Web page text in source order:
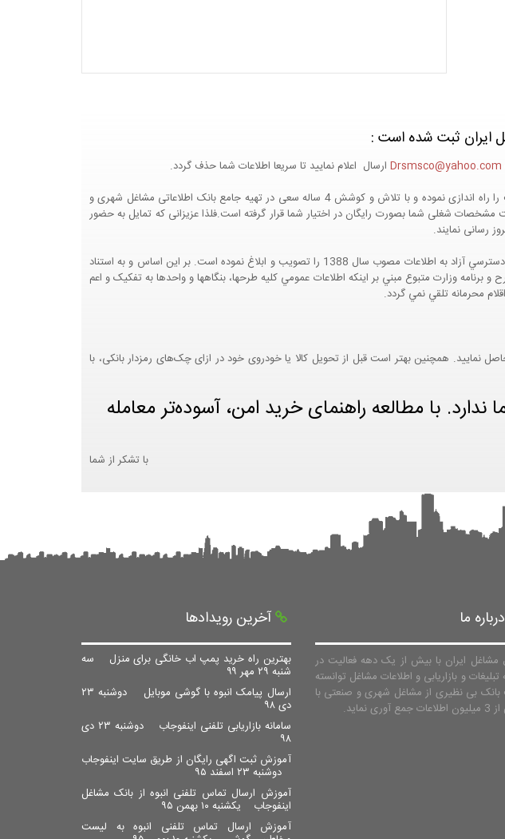
ایران ثبت شده است :
Drsmsco@yahoo.com ارسال اعلام نمایید تا سریعا اطلاعات شما حذف گردد.
پرتال مشاغل ایران در جهت رشد فرهنگ بازاریابی و کمک به جامعه بازاریابی و اقتصاد کشور عزیزمان این وب سایت را راه اندازی نموده و با تلاش و کوشش 4 ساله سعی در تهیه جامع بانک اطلاعاتی مشاغل شهری و
شغلی شما بصورت رایگان در اختیار شما قرار گرفته است.فلذا عزیزانی که تمایل به حضور
رسانی نمایند.
هيئت محترم دولت طي مصوبه شماره 99517/ت49016 ه مورخ 01/09/1393، آيين نامه اجرايي قانون انتشار و دسترسي آزاد به اطلاعات مصوب سال 1388 را تصويب و ابلاغ نموده است. بر اين اساس و به استناد
با تکيه بر نامه شماره 111321/60 مورخ 18/05/1394 معاونت محترم طرح و برنامه وزارت متبوع مبني بر اينکه اطلاعات عمومي کليه طرحها، بنگاهها و واحدها به تفکيک و اعم
محرمانه تلقي نمي گردد.
همچنین بهتر است قبل از تحویل کالا یا خودروی خود در ازای چک‌های رمزدار بانکی، با
با مطالعه راهنمای خرید امن، آسوده‌تر معامله
با تشکر از شما
درباره ما
مشاغل ایران با بیش از یک دهه فعالیت در
تبلیغات و بازاریابی و اطلاعات مشاغل توانسته
بی نظیری از مشاغل شهری و صنعتی با
نماید.
آخرین رویدادها
بهترین راه خرید پمپ اب خانگی برای منزل سه
شنبه ۲۹ مهر ۹۹
ارسال پیامک انبوه با گوشی موبایل
دوشنبه ۲۳
دی ۹۸
سامانه بازاریابی تلفنی اینفوجاب
دوشنبه ۲۳ دی
۹۸
آموزش ثبت اگهی رایگان از طریق سایت اینفوجاب
دوشنبه ۲۳ اسفند ۹۵
آموزش ارسال تماس تلفنی انبوه از بانک مشاغل
اینفوجاب یکشنبه ۱۰ بهمن ۹۵
آموزش ارسال تماس تلفنی انبوه به لیست